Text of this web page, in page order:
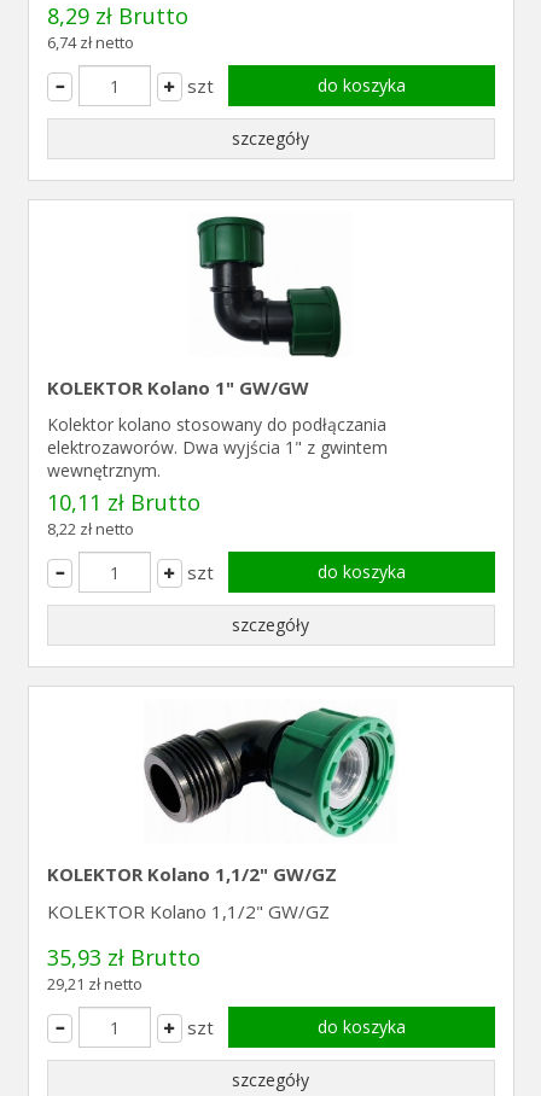
8,29 zł Brutto
6,74 zł netto
szt do koszyka
szczegóły
KOLEKTOR Kolano 1" GW/GW
Kolektor kolano stosowany do podłączania
elektrozaworów. Dwa wyjścia 1" z gwintem
wewnętrznym.
10,11 zł Brutto
8,22 zł netto
szt do koszyka
szczegóły
KOLEKTOR Kolano 1,1/2" GW/GZ
KOLEKTOR Kolano 1,1/2" GW/GZ
35,93 zł Brutto
29,21 zł netto
szt do koszyka
szczegóły